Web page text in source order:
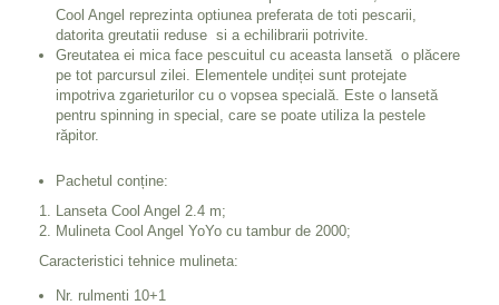
Cool Angel reprezinta optiunea preferata de toti pescarii,
datorita greutatii reduse si a echilibrarii potrivite.
Greutatea ei mica face pescuitul cu aceasta lansetă o plăcere
pe tot parcursul zilei. Elementele undiței sunt protejate
impotriva zgarieturilor cu o vopsea specială. Este o lansetă
pentru spinning in special, care se poate utiliza la pestele
răpitor.
Pachetul conține:
Lanseta Cool Angel 2.4 m;
Mulineta Cool Angel YoYo cu tambur de 2000;
Caracteristici tehnice mulineta:
Nr. rulmenti 10+1